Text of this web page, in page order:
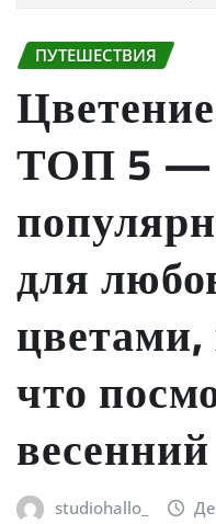
ПУТЕШЕСТВИЯ
ТОП 5 —
для
цветами,
что
studiohallo_